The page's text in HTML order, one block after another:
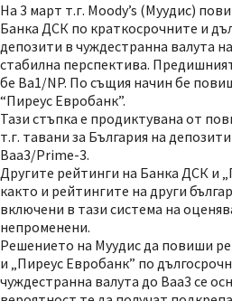
На 3 март т.г. Moody’s (Муудис)
Банка ДСК по краткосрочните и
депозити в чуждестранна валута
стабилна перспектива.
бе Ba1/NP. По същия начин бе
“Пиреус Евробанк”.
Тази стъпка е продиктувана от
т.г. тавани за България на
Baa3/Prime-3.
Другите рейтинги на Банка ДСК и
както и рейтингите на други
включени в тази система на
непроменени.
Решението на Муудис да повиши
и „Пиреус Евробанк” по
чуждестранна валута до Baa3 се